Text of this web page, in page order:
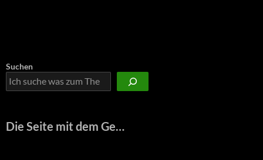
Suchen
Die Seite mit dem Ge…